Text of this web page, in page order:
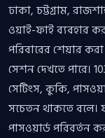
ঢাকা, চট্টগ্রাম,
ওয়াই-ফাই ব্যবহার
পরিবারের শেয়ার
সেশন দেখতে পারে।
সেটিংস, কুকি,
সচেতন থাকতে বলে।
পাসওয়ার্ড পরিবর্তন